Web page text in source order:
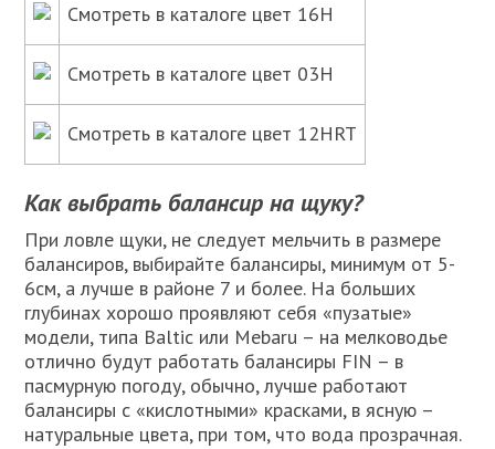
Смотреть в каталоге цвет 16H
Смотреть в каталоге цвет 03H
Смотреть в каталоге цвет 12HRT
Как выбрать балансир на щуку?
При ловле щуки, не следует мельчить в размере
балансиров, выбирайте балансиры, минимум от 5-
6см, а лучше в районе 7 и более. На больших
глубинах хорошо проявляют себя «пузатые»
модели, типа Baltic или Mebaru – на мелководье
отлично будут работать балансиры FIN – в
пасмурную погоду, обычно, лучше работают
балансиры с «кислотными» красками, в ясную –
натуральные цвета, при том, что вода прозрачная.